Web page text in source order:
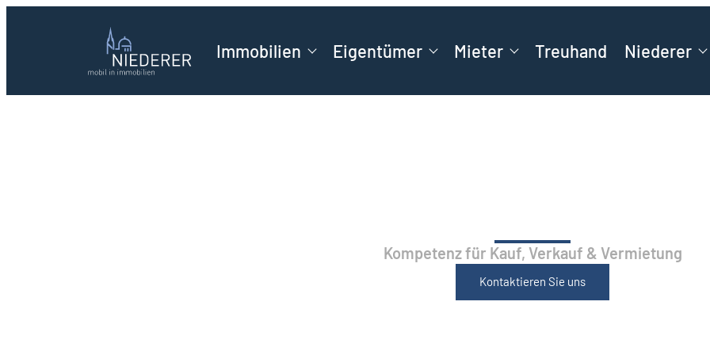
Immobilien Eigentümer Mieter Treuhand Niederer
Kompetenz für Kauf, Verkauf & Vermietung
Kontaktieren Sie uns